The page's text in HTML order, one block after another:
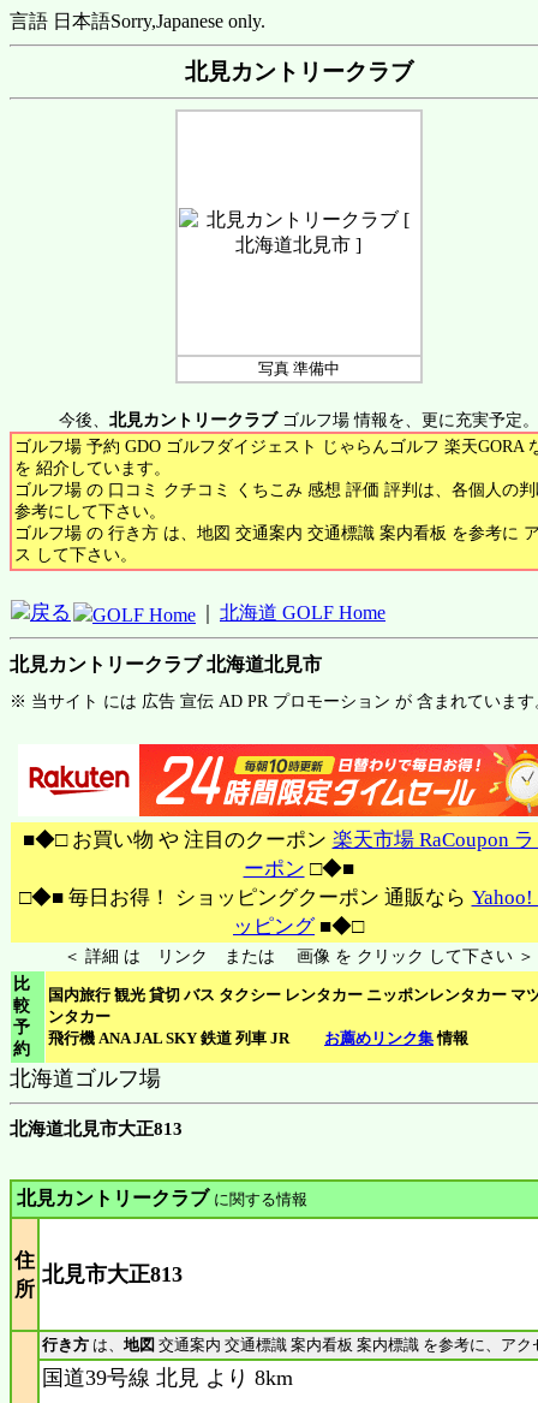
言語 日本語Sorry,Japanese only.
北見カントリークラブ
写真 準備中
今後、 北見カントリークラブゴルフ場 情報を、更に充実予定。
ゴルフ場 予約 GDO ゴルフダイジェスト じゃらんゴルフ 楽天GORA
を 紹介しています。
ゴルフ場 の 口コミ クチコミ くちこみ 感想 評価 評判は、各個人の
参考にして下さい。
ゴルフ場 の 行き方 は、地図 交通案内 交通標識 案内看板 を参考に
ス して下さい。
戻る GOLF Home 北海道 GOLF Home
北見カントリークラブ 北海道北見市
※ 当サイト には 広告 宣伝 AD PR プロモーション が 含まれています
■◆□ お買い物 や 注目のクーポン 楽天市場 RaCoupon
ーポン □◆■
□◆■ 毎日お得！ ショッピングクーポン 通販なら
ッピング■◆□
＜ 詳細 は リンク または 画像 を クリック して下さい ＞
比
較
予
約
国内旅行 観光 貸切 バス タクシー レンタカー ニッポンレンタカー マ
ンタカー
飛行機 ANA JAL SKY 鉄道 列車 JR お薦めリンク集情報
北海道ゴルフ場
北海道北見市大正813
北見カントリークラブ に関する情報
住
所
北見市大正813
行き方 は、 地図 交通案内 交通標識 案内看板 案内標識 を参考に、アク
国道39号線 北見 より 8km